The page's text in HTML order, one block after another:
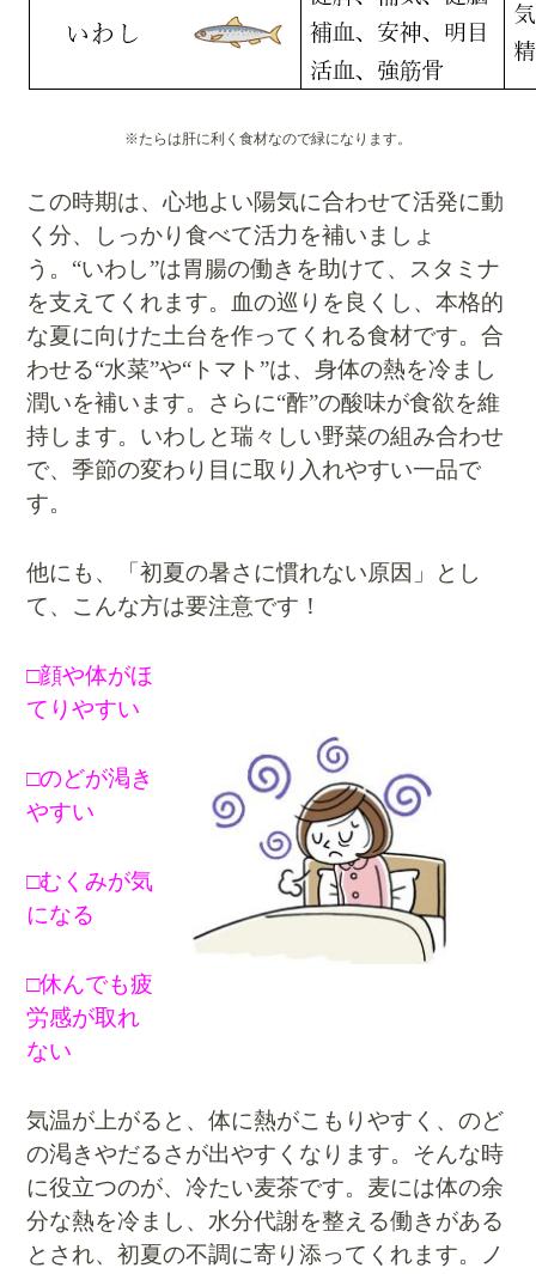
※たらは肝に利く食材なので緑になります。
この時期は、心地よい陽気に合わせて活発に動
く分、しっかり食べて活力を補いましょ
う。“いわし”は胃腸の働きを助けて、スタミナ
を支えてくれます。血の巡りを良くし、本格的
な夏に向けた土台を作ってくれる食材です。合
わせる“水菜”や“トマト”は、身体の熱を冷まし
潤いを補います。さらに“酢”の酸味が食欲を維
持します。いわしと瑞々しい野菜の組み合わせ
で、季節の変わり目に取り入れやすい一品で
す。
他にも、「初夏の暑さに慣れない原因」とし
て、こんな方は要注意です！
□顔や体がほ
てりやすい
□のどが渇き
やすい
□むくみが気
になる
□休んでも疲
労感が取れ
ない
気温が上がると、体に熱がこもりやすく、のど
の渇きやだるさが出やすくなります。そんな時
に役立つのが、冷たい麦茶です。麦には体の余
分な熱を冷まし、水分代謝を整える働きがある
とされ、初夏の不調に寄り添ってくれます。ノ